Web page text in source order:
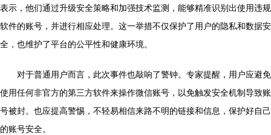
表示，他们通过升级安全策略和加强技术监测，能够精准识别出使用违规
软件的账号，并进行相应处理。这一举措不仅保护了用户的隐私和数据安
全，也维护了平台的公平性和健康环境。
对于普通用户而言，此次事件也敲响了警钟。专家提醒，用户应避免
使用任何非官方的第三方软件来操作微信账号，以免触发安全机制导致账
号被封。也应提高警惕，不轻易相信来路不明的链接和信息，保护好自己
的账号安全。